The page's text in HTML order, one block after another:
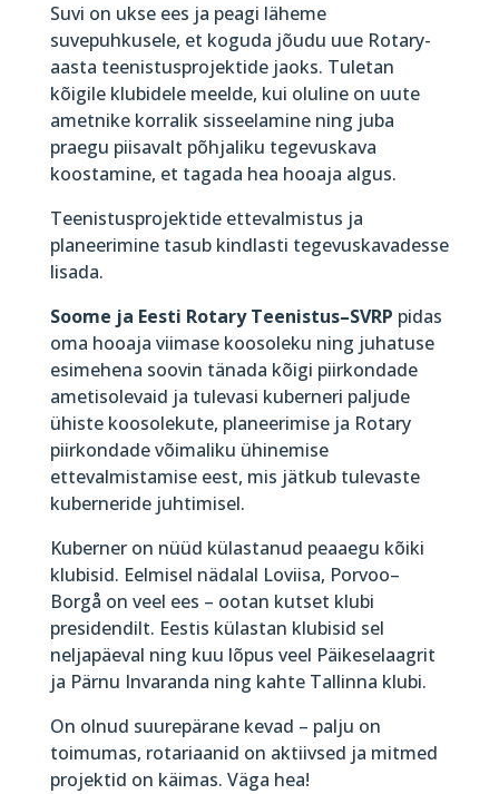
Suvi on ukse ees ja peagi läheme
suvepuhkusele, et koguda jõudu uue Rotary-
aasta teenistusprojektide jaoks. Tuletan
kõigile klubidele meelde, kui oluline on uute
ametnike korralik sisseelamine ning juba
praegu piisavalt põhjaliku tegevuskava
koostamine, et tagada hea hooaja algus.
Teenistusprojektide ettevalmistus ja
planeerimine tasub kindlasti tegevuskavadesse
lisada.
Soome ja Eesti Rotary Teenistus–SVRP pidas
oma hooaja viimase koosoleku ning juhatuse
esimehena soovin tänada kõigi piirkondade
ametisolevaid ja tulevasi kuberneri paljude
ühiste koosolekute, planeerimise ja Rotary
piirkondade võimaliku ühinemise
ettevalmistamise eest, mis jätkub tulevaste
kuberneride juhtimisel.
Kuberner on nüüd külastanud peaaegu kõiki
klubisid. Eelmisel nädalal Loviisa, Porvoo–
Borgå on veel ees – ootan kutset klubi
presidendilt. Eestis külastan klubisid sel
neljapäeval ning kuu lõpus veel Päikeselaagrit
ja Pärnu Invaranda ning kahte Tallinna klubi.
On olnud suurepärane kevad – palju on
toimumas, rotariaanid on aktiivsed ja mitmed
projektid on käimas. Väga hea!